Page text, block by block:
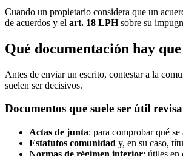
Cuando un propietario considera que un
de acuerdos y el art. 18 LPHsobre su
Qué documentación hay
Antes de enviar un escrito, contestar a la
suelen ser decisivos.
Documentos que suele ser útil
Actas de junta: para comprobar qué
Estatutos comunidad y, en su caso,